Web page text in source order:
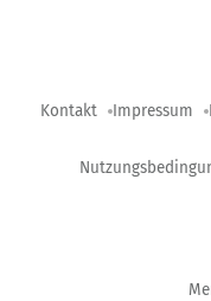
Kontakt Impressum